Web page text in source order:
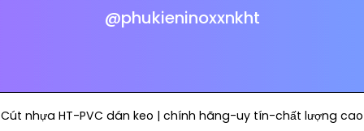
@phukieninoxxnkht
Cút nhựa HT-PVC dán keo | chính hãng-uy tín-chất lượng cao